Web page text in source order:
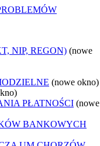
NIP, REGON) (nowe
(nowe okno)
PŁATNOŚCI (nowe
BANKOWYCH